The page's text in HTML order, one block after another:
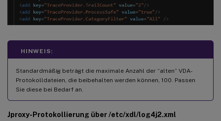
HINWEIS:
Standardmäßig beträgt die maximale Anzahl der “alten” VDA-
Protokolldateien, die beibehalten werden können, 100. Passen
Sie diese bei Bedarf an.
Jproxy-Protokollierung über /etc/xdl/log4j2.xml